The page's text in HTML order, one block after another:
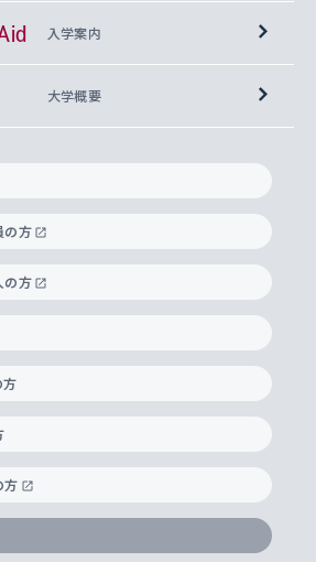
部
ル学部
持続可能な未来を考える６学科連携
共通教育
ター
間学
ンス
教育
センター
ーバル教育
育センター
ぶ
究科
研究科
化研究所
所
研究所
コンサーン研究所
所
究所
究所
ナダ研究所
Research Weeks (SORW)
・自由課題研究
る法令・研究費の使用について
時間割
グラム
活動
びのコミュニティ
談
防止の取り組み
学生への支援
ポート
支援プログラム
）・進路統計
担当者様へのご案内
ト
入学案内
できる学位
特別研究生・国費留学生
外大学から上智大学で学ぶ)
生
term Program受講生
大学概要
ッセージ
紹介
念
革
ーカイブズ
トリック
ゲージメント
れた世界の知性
アフリカWeeks
ィ＆サステナビリティへの取り組み
ーシャルメディア
院について
大学
トワーク
の方
の方
方
方